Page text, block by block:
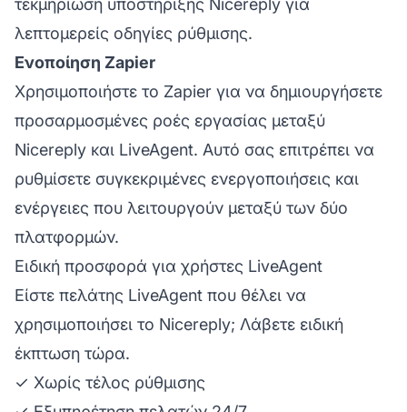
τεκμηρίωση υποστήριξης Nicereply για
λεπτομερείς οδηγίες ρύθμισης.
Ενοποίηση Zapier
Χρησιμοποιήστε το Zapier για να δημιουργήσετε
προσαρμοσμένες ροές εργασίας μεταξύ
Nicereply και LiveAgent. Αυτό σας επιτρέπει να
ρυθμίσετε συγκεκριμένες ενεργοποιήσεις και
ενέργειες που λειτουργούν μεταξύ των δύο
πλατφορμών.
Ειδική προσφορά για χρήστες LiveAgent
Είστε πελάτης LiveAgent που θέλει να
χρησιμοποιήσει το Nicereply; Λάβετε ειδική
έκπτωση τώρα.
✓ Χωρίς τέλος ρύθμισης